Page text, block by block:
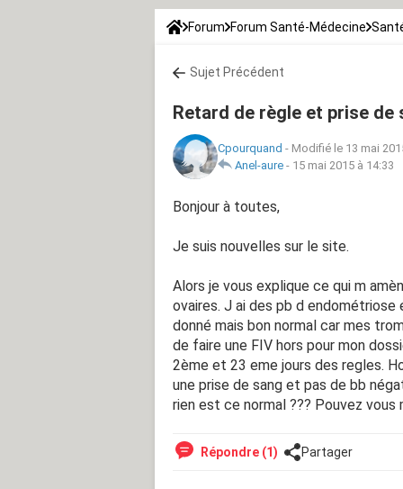
Forum Forum Santé-Médecine
Sujet Précédent
Retard de règle et prise de
Cpourquand - Modifié le 13 mai
Anel-aure - 15 mai 2015 à 14:33
Bonjour à toutes,
Je suis nouvelles sur le site.
Alors je vous explique ce qui m
ovaires. J ai des pb d endométriose
donné mais bon normal car mes
de faire une FIV hors pour mon
2ème et 23 eme jours des regles.
une prise de sang et pas de bb
rien est ce normal ??? Pouvez vous
Répondre (1) Partager